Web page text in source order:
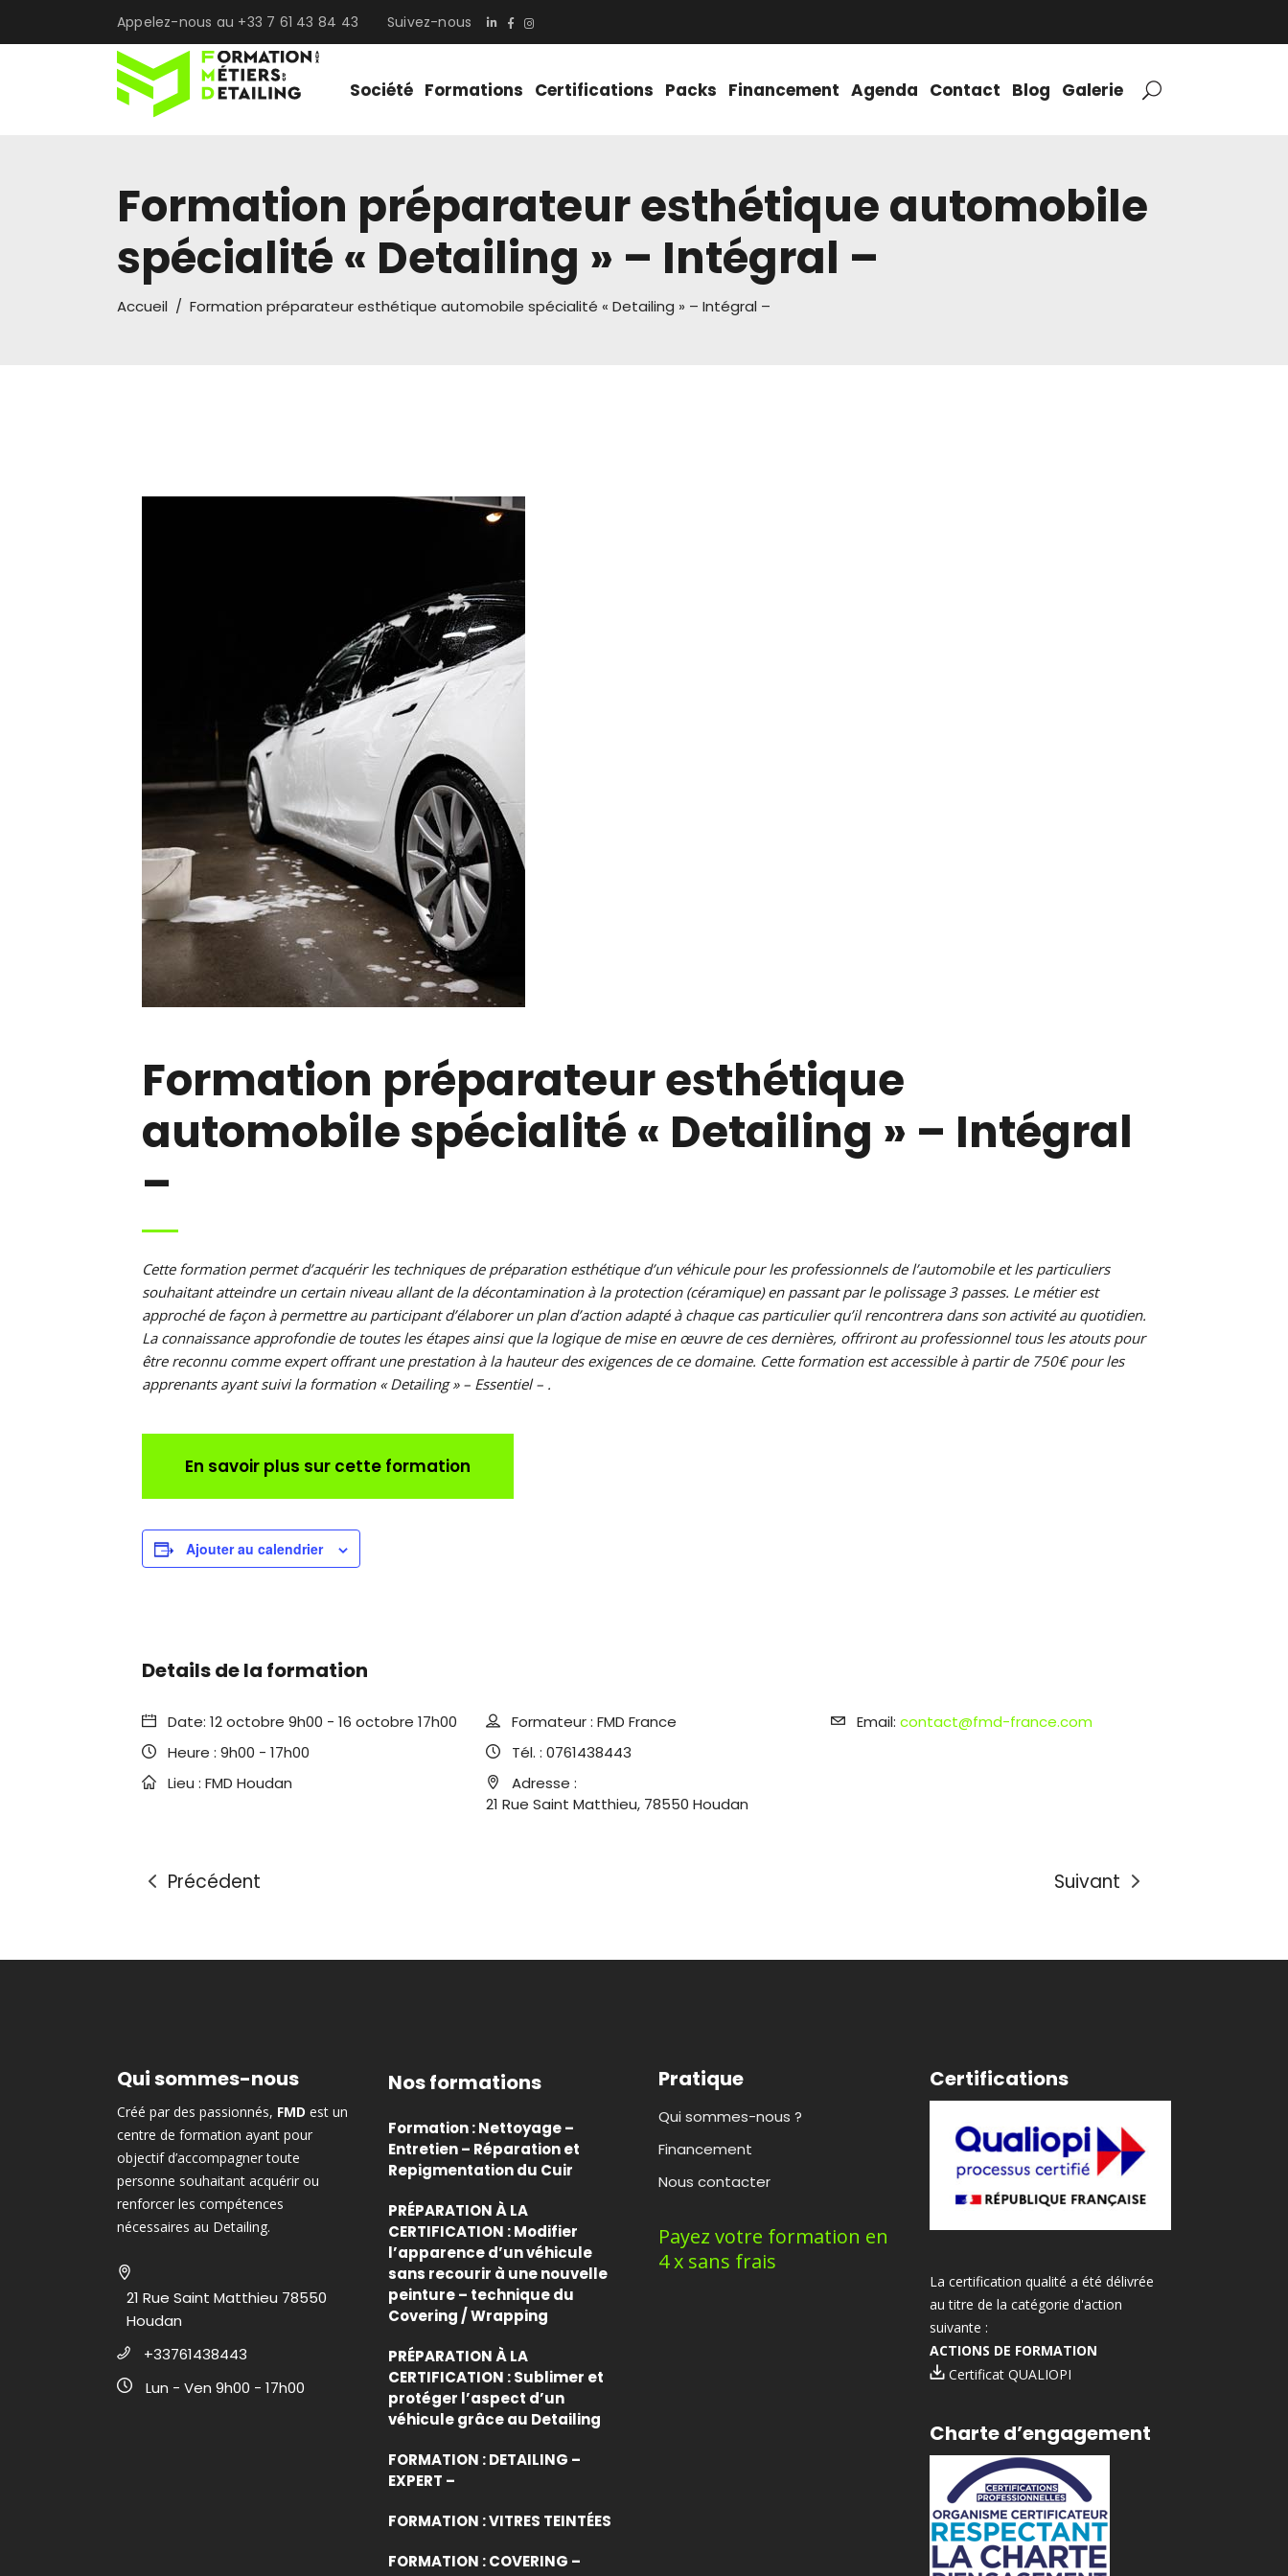
Appelez-nous au +33 7 61 43 84 43 Suivez-nous
Société Formations Certifications Packs Financement Agenda Contact Blog Galerie
Formation préparateur esthétique automobile
spécialité « Detailing » – Intégral –
Accueil / Formation préparateur esthétique automobile spécialité « Detailing » – Intégral –
Formation préparateur esthétique
automobile spécialité « Detailing » – Intégral
–
Cette formation permet d’acquérir les techniques de préparation esthétique d’un véhicule pour les professionnels de l’automobile et les particuliers
souhaitant atteindre un certain niveau allant de la décontamination à la protection (céramique) en passant par le polissage 3 passes. Le métier est
approché de façon à permettre au participant d’élaborer un plan d’action adapté à chaque cas particulier qu’il rencontrera dans son activité au quotidien.
La connaissance approfondie de toutes les étapes ainsi que la logique de mise en œuvre de ces dernières, offriront au professionnel tous les atouts pour
être reconnu comme expert offrant une prestation à la hauteur des exigences de ce domaine. Cette formation est accessible à partir de 750€ pour les
apprenants ayant suivi la formation « Detailing » – Essentiel – .
En savoir plus sur cette formation
Ajouter au calendrier
Details de la formation
Date: 12 octobre 9h00 - 16 octobre 17h00
Heure : 9h00 - 17h00
Lieu : FMD Houdan
Formateur : FMD France
Tél. : 0761438443
Adresse :
21 Rue Saint Matthieu, 78550 Houdan
Email: contact@fmd-france.com
Précédent Suivant
Qui sommes-nous
Créé par des passionnés, FMD est un
centre de formation ayant pour
objectif d’accompagner toute
personne souhaitant acquérir ou
renforcer les compétences
nécessaires au Detailing.
21 Rue Saint Matthieu 78550
Houdan
+33761438443
Lun - Ven 9h00 - 17h00
Nos formations
Formation : Nettoyage –
Entretien – Réparation et
Repigmentation du Cuir
PRÉPARATION À LA
CERTIFICATION : Modifier
l’apparence d’un véhicule
sans recourir à une nouvelle
peinture – technique du
Covering / Wrapping
PRÉPARATION À LA
CERTIFICATION : Sublimer et
protéger l’aspect d’un
véhicule grâce au Detailing
FORMATION : DETAILING –
EXPERT –
FORMATION : VITRES TEINTÉES
FORMATION : COVERING –
Pratique
Qui sommes-nous ?
Financement
Nous contacter
Payez votre formation en
4 x sans frais
Certifications
La certification qualité a été délivrée
au titre de la catégorie d'action
suivante :
ACTIONS DE FORMATION
Certificat QUALIOPI
Charte d’engagement